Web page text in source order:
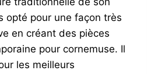
opté pour une façon très
en créant des pièces
pour cornemuse. Il
les meilleurs